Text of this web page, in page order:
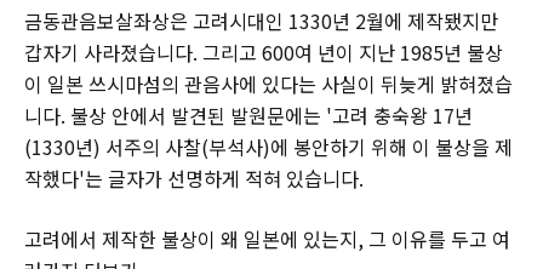
금동관음보살좌상은 고려시대인 1330년 2월에 제작됐지만
갑자기 사라졌습니다. 그리고 600여 년이 지난 1985년 불상
이 일본 쓰시마섬의 관음사에 있다는 사실이 뒤늦게 밝혀졌습
니다. 불상 안에서 발견된 발원문에는 '고려 충숙왕 17년
(1330년) 서주의 사찰(부석사)에 봉안하기 위해 이 불상을 제
작했다'는 글자가 선명하게 적혀 있습니다.
고려에서 제작한 불상이 왜 일본에 있는지, 그 이유를 두고 여